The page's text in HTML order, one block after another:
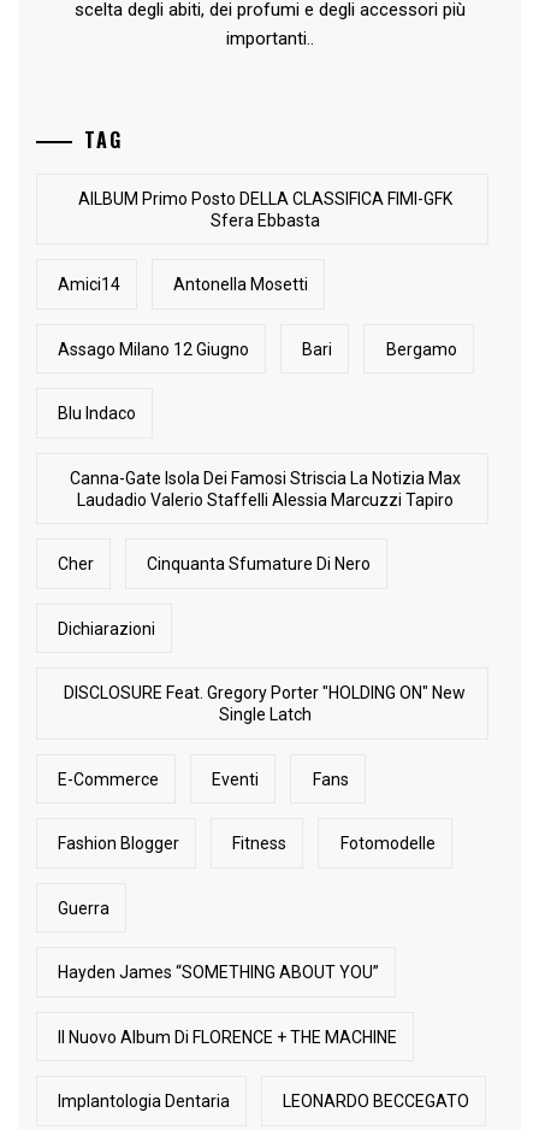
scelta degli abiti, dei profumi e degli accessori più
importanti..
TAG
AlLBUM Primo Posto DELLA CLASSIFICA FIMI-GFK
Sfera Ebbasta
Amici14 Antonella Mosetti
Assago Milano 12 Giugno Bari Bergamo
Blu Indaco
Canna-Gate Isola Dei Famosi Striscia La Notizia Max
Laudadio Valerio Staffelli Alessia Marcuzzi Tapiro
Cher Cinquanta Sfumature Di Nero
Dichiarazioni
DISCLOSURE Feat. Gregory Porter "HOLDING ON" New
Single Latch
E-Commerce Eventi Fans
Fashion Blogger Fitness Fotomodelle
Guerra
Hayden James “SOMETHING ABOUT YOU”
Il Nuovo Album Di FLORENCE + THE MACHINE
Implantologia Dentaria LEONARDO BECCEGATO